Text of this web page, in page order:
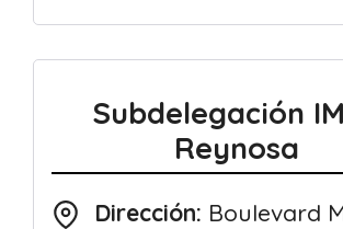
Subdelegación
Reynosa
Dirección: Boulevard